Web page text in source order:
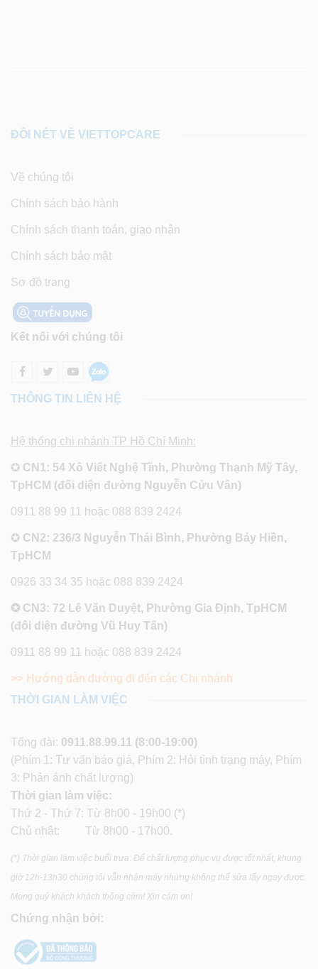
ĐÔI NÉT VỀ VIETTOPCARE
Về chúng tôi
Chính sách bảo hành
Chính sách thanh toán, giao nhận
Chính sách bảo mật
Sơ đồ trang
Kết nối với chúng tôi
THÔNG TIN LIÊN HỆ
Hệ thống chi nhánh TP Hồ Chí Minh:
✪ CN1: 54 Xô Viết Nghệ Tĩnh, Phường Thạnh Mỹ Tây,
TpHCM (đối diện đường Nguyễn Cửu Vân)
0911 88 99 11 hoặc 088 839 2424
✪ CN2: 236/3 Nguyễn Thái Bình, Phường Bảy Hiền,
TpHCM
0926 33 34 35 hoặc 088 839 2424
✪ CN3: 72 Lê Văn Duyệt, Phường Gia Định, TpHCM
(đối diện đường Vũ Huy Tấn)
0911 88 99 11 hoặc 088 839 2424
>> Hướng dẫn đường đi đến các Chi nhánh
THỜI GIAN LÀM VIỆC
Tổng đài: 0911.88.99.11 (8:00-19:00)
(Phím 1: Tư vấn báo giá, Phím 2: Hỏi tình trạng máy, Phím
3: Phản ánh chất lượng)
Thời gian làm việc:
Thứ 2 - Thứ 7: Từ 8h00 - 19h00 (*)
Chủ nhật: Từ 8h00 - 17h00.
(*) Thời gian làm việc buổi trưa: Để chất lượng phục vụ được tốt nhất, khung
giờ 12h-13h30 chúng tôi vẫn nhận máy nhưng không thể sửa lấy ngay được.
Mong quý khách khách thông cảm! Xin cảm ơn!
Chứng nhận bởi: